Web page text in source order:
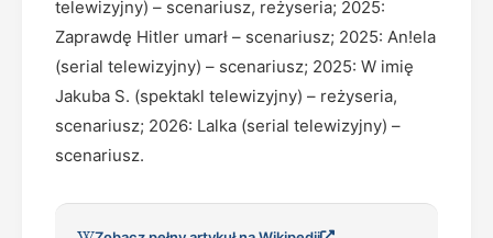
telewizyjny) – scenariusz, reżyseria; 2025:
Zaprawdę Hitler umarł – scenariusz; 2025: An!ela
(serial telewizyjny) – scenariusz; 2025: W imię
Jakuba S. (spektakl telewizyjny) – reżyseria,
scenariusz; 2026: Lalka (serial telewizyjny) –
scenariusz.